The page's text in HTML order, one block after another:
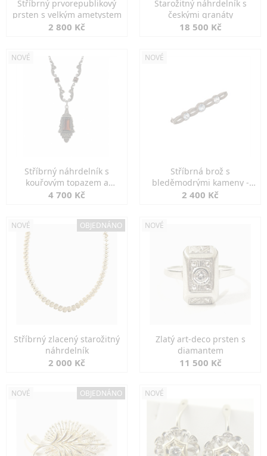
Stříbrný prvorepublikový
prsten s velkým ametystem
2 800 Kč
Starožitný náhrdelník s
českými granáty
18 500 Kč
NOVÉ
Stříbrný náhrdelník s
kouřovým topazem a
markazity
4 700 Kč
NOVÉ
Stříbrná brož s
bleděmodrými kameny -
jemná elegance
2 400 Kč
NOVÉ OBJEDNÁNO
Stříbrný zlacený starožitný
náhrdelník
2 000 Kč
NOVÉ
Zlatý art-deco prsten s
diamantem
11 500 Kč
NOVÉ OBJEDNÁNO NOVÉ